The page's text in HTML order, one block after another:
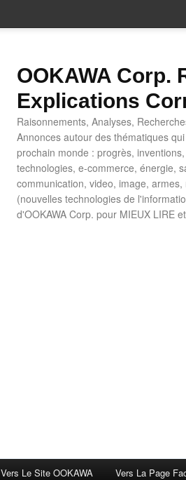
OOKAWA Corp.
Explications
Raisonnements, Analyses,
Annonces autour des thématiques
prochain monde : progrès,
technologies, e-commerce, énergie,
communication, video, image,
(nouvelles technologies de
d'OOKAWA Corp. pour MIEUX LIRE
Vers Le Site OOKAWA Vers La Page